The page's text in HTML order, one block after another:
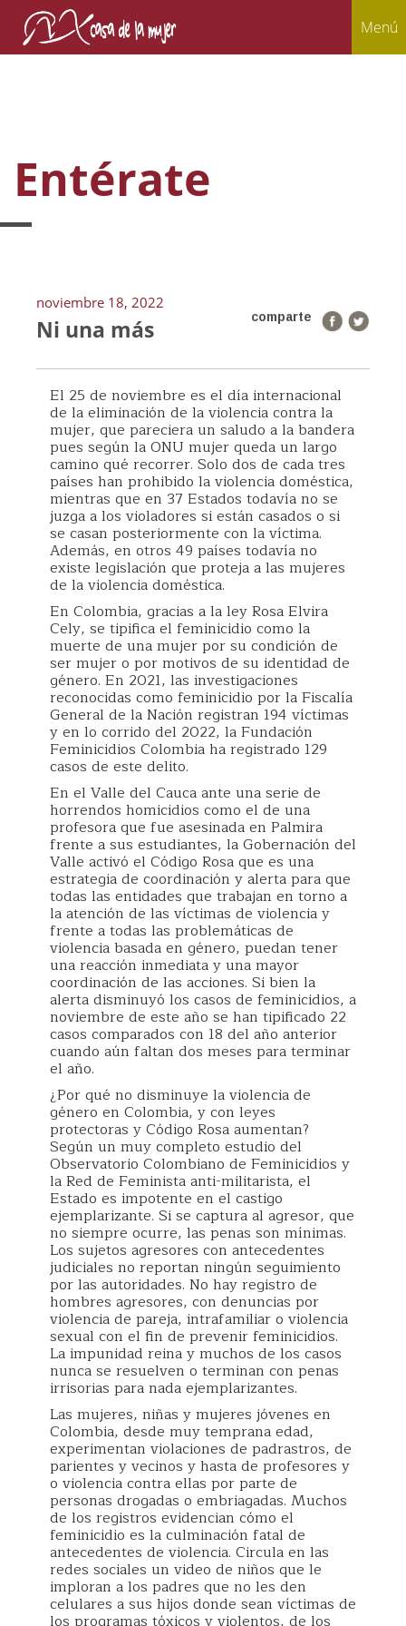
Menú
Entérate
noviembre 18, 2022
comparte
Ni una más
El 25 de noviembre es el día internacional
de la eliminación de la violencia contra la
mujer, que pareciera un saludo a la bandera
pues según la ONU mujer queda un largo
camino qué recorrer. Solo dos de cada tres
países han prohibido la violencia doméstica,
mientras que en 37 Estados todavía no se
juzga a los violadores si están casados o si
se casan posteriormente con la víctima.
Además, en otros 49 países todavía no
existe legislación que proteja a las mujeres
de la violencia doméstica.
En Colombia, gracias a la ley Rosa Elvira
Cely, se tipifica el feminicidio como la
muerte de una mujer por su condición de
ser mujer o por motivos de su identidad de
género. En 2021, las investigaciones
reconocidas como feminicidio por la Fiscalía
General de la Nación registran 194 víctimas
y en lo corrido del 2022, la Fundación
Feminicidios Colombia ha registrado 129
casos de este delito.
En el Valle del Cauca ante una serie de
horrendos homicidios como el de una
profesora que fue asesinada en Palmira
frente a sus estudiantes, la Gobernación del
Valle activó el Código Rosa que es una
estrategia de coordinación y alerta para que
todas las entidades que trabajan en torno a
la atención de las víctimas de violencia y
frente a todas las problemáticas de
violencia basada en género, puedan tener
una reacción inmediata y una mayor
coordinación de las acciones. Si bien la
alerta disminuyó los casos de feminicidios, a
noviembre de este año se han tipificado 22
casos comparados con 18 del año anterior
cuando aún faltan dos meses para terminar
el año.
¿Por qué no disminuye la violencia de
género en Colombia, y con leyes
protectoras y Código Rosa aumentan?
Según un muy completo estudio del
Observatorio Colombiano de Feminicidios y
la Red de Feminista anti-militarista, el
Estado es impotente en el castigo
ejemplarizante. Si se captura al agresor, que
no siempre ocurre, las penas son mínimas.
Los sujetos agresores con antecedentes
judiciales no reportan ningún seguimiento
por las autoridades. No hay registro de
hombres agresores, con denuncias por
violencia de pareja, intrafamiliar o violencia
sexual con el fin de prevenir feminicidios.
La impunidad reina y muchos de los casos
nunca se resuelven o terminan con penas
irrisorias para nada ejemplarizantes.
Las mujeres, niñas y mujeres jóvenes en
Colombia, desde muy temprana edad,
experimentan violaciones de padrastros, de
parientes y vecinos y hasta de profesores y
o violencia contra ellas por parte de
personas drogadas o embriagadas. Muchos
de los registros evidencian cómo el
feminicidio es la culminación fatal de
antecedentes de violencia. Circula en las
redes sociales un video de niños que le
imploran a los padres que no les den
celulares a sus hijos donde sean víctimas de